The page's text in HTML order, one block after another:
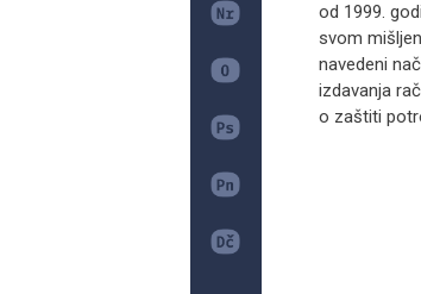
od 1999.
svom
navedeni
izdavanja
o zaštiti